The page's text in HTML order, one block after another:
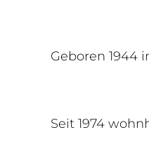
Geboren 1944
Seit 1974